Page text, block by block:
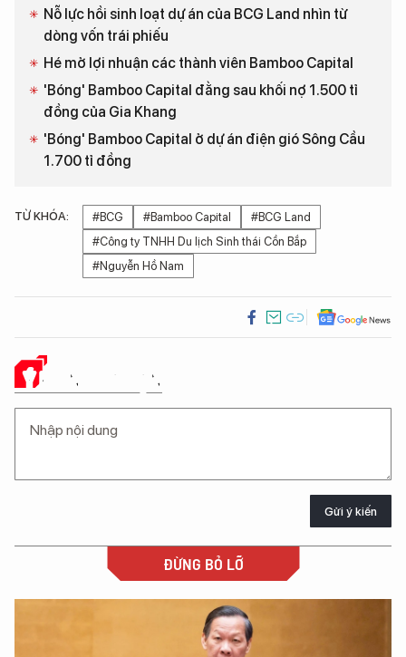
Nỗ lực hồi sinh loạt dự án của BCG Land nhìn từ
dòng vốn trái phiếu
Hé mở lợi nhuận các thành viên Bamboo Capital
'Bóng' Bamboo Capital đằng sau khối nợ 1.500 tỉ
đồng của Gia Khang
'Bóng' Bamboo Capital ở dự án điện gió Sông Cầu
1.700 tỉ đồng
TỪ KHÓA: #BCG #Bamboo Capital
#BCG Land
#Công ty TNHH Du lịch Sinh thái Cồn Bắp
#Nguyễn Hồ Nam
Ý KIẾN CỦA BẠN
Gửi ý kiến
ĐỪNG BỎ LỠ